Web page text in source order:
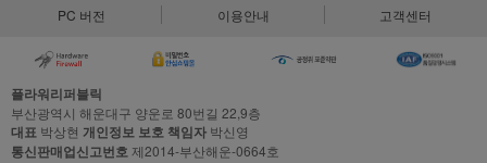
PC 버전 이용안내 고객센터
플라워리퍼블릭
부산광역시 해운대구 양운로 80번길 22,9층
대표 박상현 개인정보 보호 책임자 박신영
통신판매업신고번호제2014-부산해운-0664호